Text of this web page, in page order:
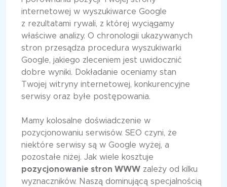
internetowej w wyszukiwarce Google
z rezultatami rywali, z której wyciągamy
właściwe analizy. O chronologii ukazywanych
stron przesądza procedura wyszukiwarki
Google, jakiego zleceniem jest uwidocznić
dobre wyniki. Dokładanie oceniamy stan
Twojej witryny internetowej, konkurencyjne
serwisy oraz byłe postępowania.
Mamy kolosalne doświadczenie w
pozycjonowaniu serwisów. SEO czyni, że
niektóre serwisy są w Google wyżej, a
pozostałe niżej. Jak wiele kosztuje
pozycjonowanie stron WWW zależy od kilku
wyznaczników. Naszą dominującą specjalnością